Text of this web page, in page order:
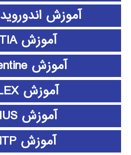
آموزش اندوروید android
آموزش CATIA
آموزش clementine
آموزش CPLEX
آموزش EDIUS
آموزش EMTP